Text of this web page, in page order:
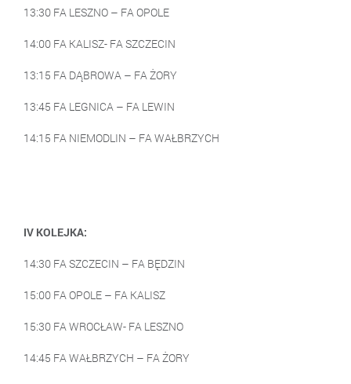
13:30 FA LESZNO – FA OPOLE
14:00 FA KALISZ- FA SZCZECIN
13:15 FA DĄBROWA – FA ŻORY
13:45 FA LEGNICA – FA LEWIN
14:15 FA NIEMODLIN – FA WAŁBRZYCH
IV KOLEJKA:
14:30 FA SZCZECIN – FA BĘDZIN
15:00 FA OPOLE – FA KALISZ
15:30 FA WROCŁAW- FA LESZNO
14:45 FA WAŁBRZYCH – FA ŻORY